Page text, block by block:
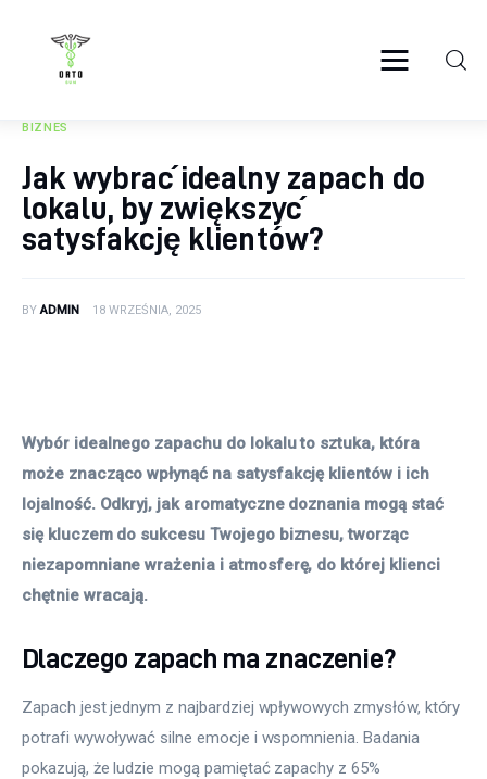
Żywienie
Uroda
Sport
BIZNES
Jak wybrać idealny zapach do
lokalu, by zwiększyć
satysfakcję klientów?
BY ADMIN 18 WRZEŚNIA, 2025
Wybór idealnego zapachu do lokalu to sztuka, która
może znacząco wpłynąć na satysfakcję klientów i ich
lojalność. Odkryj, jak aromatyczne doznania mogą stać
się kluczem do sukcesu Twojego biznesu, tworząc
niezapomniane wrażenia i atmosferę, do której klienci
chętnie wracają.
Dlaczego zapach ma znaczenie?
Zapach jest jednym z najbardziej wpływowych zmysłów, który
potrafi wywoływać silne emocje i wspomnienia. Badania
pokazują, że ludzie mogą pamiętać zapachy z 65%